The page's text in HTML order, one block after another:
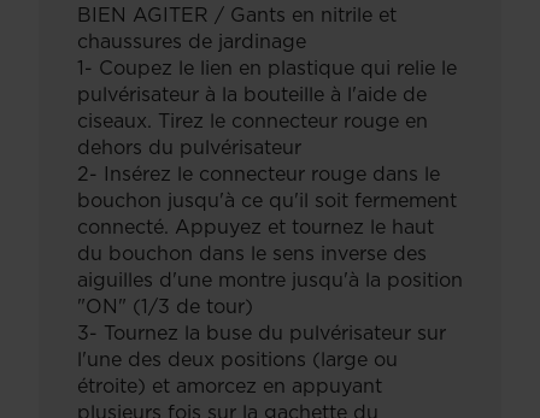
BIEN AGITER / Gants en nitrile et
chaussures de jardinage
1- Coupez le lien en plastique qui relie le
pulvérisateur à la bouteille à l'aide de
ciseaux. Tirez le connecteur rouge en
dehors du pulvérisateur
2- Insérez le connecteur rouge dans le
bouchon jusqu'à ce qu'il soit fermement
connecté. Appuyez et tournez le haut
du bouchon dans le sens inverse des
aiguilles d'une montre jusqu'à la position
"ON" (1/3 de tour)
3- Tournez la buse du pulvérisateur sur
l'une des deux positions (large ou
étroite) et amorcez en appuyant
plusieurs fois sur la gachette du